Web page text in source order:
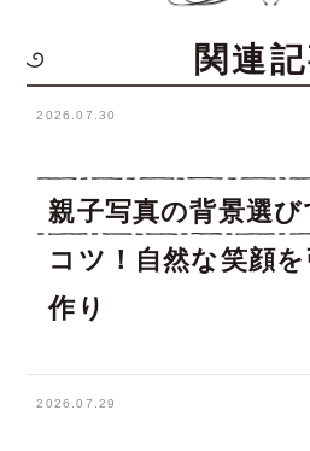
関連
2026.07.30
親子写真の背景選
コツ！自然な笑顔
作り
2026.07.29